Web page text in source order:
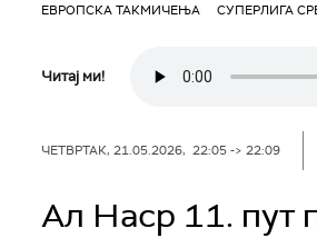
ЕВРОПСКА ТАКМИЧЕЊА СУПЕРЛИГА
Читај ми!
ЧЕТВРТАК, 21.05.2026, 22:05 -> 22:09
Ал Наср 11. пут